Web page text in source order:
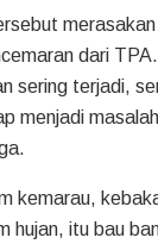
dari
sering terjadi,
menjadi
kemarau,
hujan, itu bau